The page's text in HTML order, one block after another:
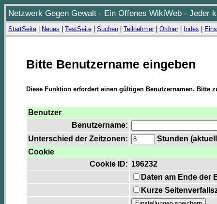
Netzwerk Gegen Gewalt - Ein Offenes WikiWeb - Jeder
StartSeite Neues TestSeite Suchen Teilnehmer| Ordner| Index
Bitte Benutzername eingeben
Diese Funktion erfordert einen gültigen Benutzernamen. Bitte
Benutzer
Benutzername:
Unterschied der Zeitzonen:
Stunden
Cookie
Cookie ID: 196232
Daten am Ende der
Kurze